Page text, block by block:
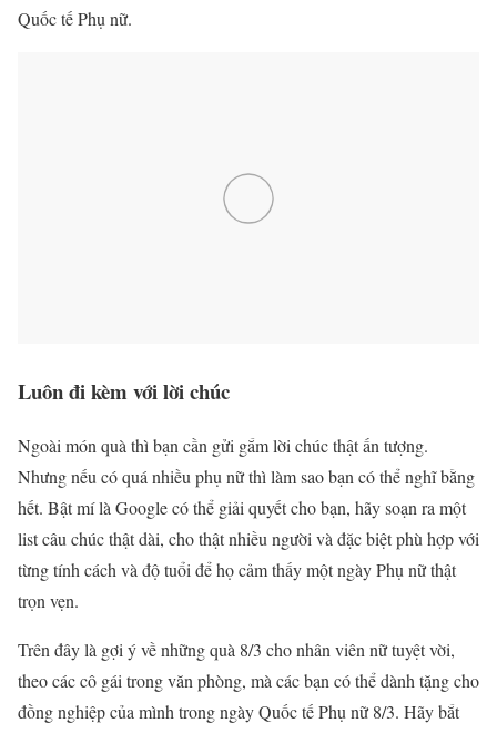
Quốc tế Phụ nữ.
Luôn đi kèm với lời chúc
Ngoài món quà thì bạn cần gửi gắm lời chúc thật ấn tượng.
Nhưng nếu có quá nhiều phụ nữ thì làm sao bạn có thể nghĩ bằng
hết. Bật mí là Google có thể giải quyết cho bạn, hãy soạn ra một
list câu chúc thật dài, cho thật nhiều người và đặc biệt phù hợp với
từng tính cách và độ tuổi để họ cảm thấy một ngày Phụ nữ thật
trọn vẹn.
Trên đây là gợi ý về những quà 8/3 cho nhân viên nữ tuyệt vời,
theo các cô gái trong văn phòng, mà các bạn có thể dành tặng cho
đồng nghiệp của mình trong ngày Quốc tế Phụ nữ 8/3. Hãy bắt